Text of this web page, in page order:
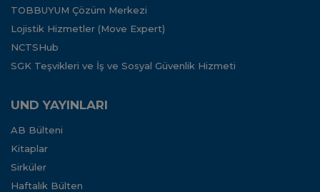
TOBBUYUM Çözüm Merkezi
Lojistik Hizmetler (Move Expert)
NCTSHub
SGK Teşvikleri ve İş ve Sosyal Güvenlik Hizmeti
UND YAYINLARI
AB Bülteni
Kitaplar
Sirküler
Haftalık Bülten